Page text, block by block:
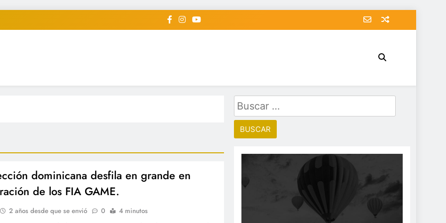
Deportivo Digital"
#deportealdiaperiodico
dominicana desfila en grande en
de los FIA GAME.
2 años desde que se envió 0 4 minutos
Buscar: